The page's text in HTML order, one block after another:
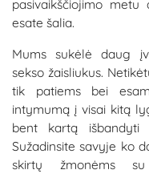
pasivaikščiojimo
esate šalia.
Mums sukėlė daug
sekso žaisliukus.
tik patiems bei
intymumą į visai kitą
bent kartą išbandyti
Sužadinsite savyje ko
skirtų žmonėms